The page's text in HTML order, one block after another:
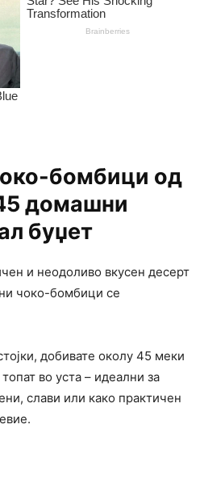
бомбици од
домашни
буџет
и неодоливо вкусен десерт
чоко-бомбици се
добивате околу 45 меки
во уста – идеални за
слави или како практичен